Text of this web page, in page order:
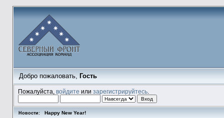
Добро пожаловать, Гость
Пожалуйста, войдите или зарегистрируйтесь.
Новости: Happy New Year!